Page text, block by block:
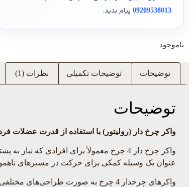
09209538013 پیام بدید.
ناموجود
توضیحات توضیحات تکمیلی نظرات (1)
توضیحات
واکر چرخ دار (رولیتور) با استفاده از قدرت عضلات
واکر چرخ دار 4 چرخ معمولاً برای
عنوان یک وسیله کمکی برای حرکت در مسیرهای
واکرهای چرخدار 4 چرخ به صورت طراحی‌های مختلفی در بازار موجود هستند و می‌توانند دارای امکاناتی مانند صندلی قابل تنظیم، سیستم ترمز، سیستم تعلیق و سایر ویژگی‌های بهبود یافته باشند.